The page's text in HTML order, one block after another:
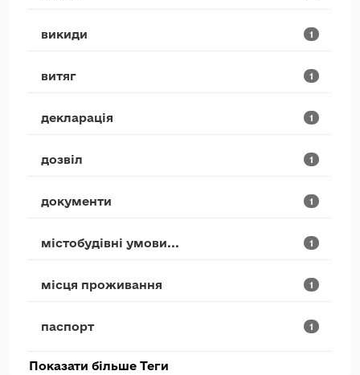
викиди 1
витяг 1
декларація 1
дозвіл 1
документи 1
містобудівні умови... 1
місця проживання 1
паспорт 1
Показати більше Теги